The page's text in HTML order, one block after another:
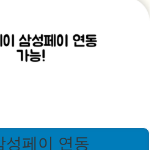
성페이 연동